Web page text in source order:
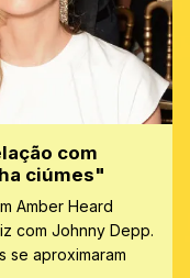
com
ciúmes"
Amber Heard
com Johnny Depp.
se aproximaram